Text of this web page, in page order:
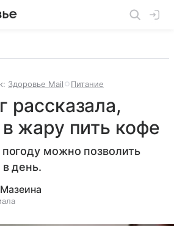
Здоровье Mail Питание
рассказала,
жару пить кофе
можно позволить
день.